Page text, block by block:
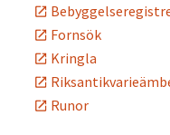
Fornsök
Kringla
Runor